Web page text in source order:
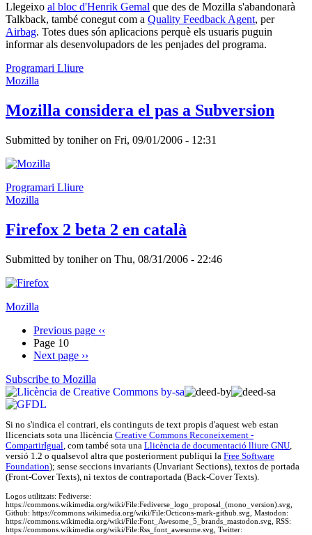
Llegeixo al bloc d'Henrik Gemal que des de Mozilla s'abandonarà
Talkback, també conegut com a Quality Feedback Agent, per
Airbag. Totes dues són aplicacions perquè els usuaris puguin
informar als desenvolupadors de les penjades del programa.
Programari Lliure
Mozilla
Mozilla considera el pas a Subversion
Submitted by toniheron Fri, 09/01/2006 - 12:31
Programari Lliure
Mozilla
Firefox 2 beta 2 en català
Submitted by toniheron Thu, 08/31/2006 - 22:46
Mozilla
Previous page ‹‹
Page 10
Next page ››
Subscribe to Mozilla
Si no s'indica el contrari, els continguts de text propis d'aquest web estan
llicenciats sota una llicència Creative Commons Reconeixement -
CompartirIgual, com també sota una Llicència de documentació lliure GNU,
versió 1.2 o qualsevol altra que posteriorment publiqui la Free Software
Foundation); sense seccions invariants (Unvariant Sections), textos de portada
(Front-Cover Texts), ni textos de contraportada (Back-Cover Texts).
Logos utilitzats: Fediverse:
https://commons.wikimedia.org/wiki/File:Fediverse_logo_proposal_(mono_version).svg,
Github: https://commons.wikimedia.org/wiki/File:Octicons-mark-github.svg, Mastodon:
https://commons.wikimedia.org/wiki/File:Font_Awesome_5_brands_mastodon.svg, RSS:
https://commons.wikimedia.org/wiki/File:Rss_font_awesome.svg, Twitter: